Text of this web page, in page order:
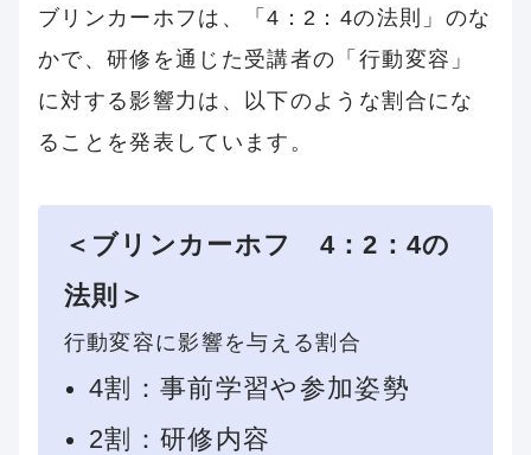
ブリンカーホフは、「4：2：4の法則」のな
かで、研修を通じた受講者の「行動変容」
に対する影響力は、以下のような割合にな
ることを発表しています。
＜ブリンカーホフ 4：2：4の
法則＞
行動変容に影響を与える割合
4割：事前学習や参加姿勢
2割：研修内容